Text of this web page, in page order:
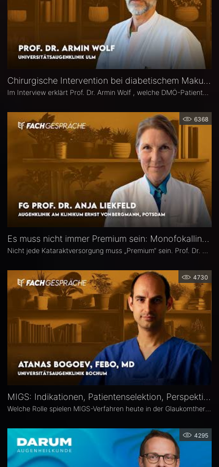
Chirurgische Intervention bei diabetischem Makulaödem – Prof. Dr. Armin Wolf
6368
Es muss nicht immer Premium sein: Monofokallinsen – Prof. Dr. Anja Liekfeld
4730
MIGS: Indikationen, Patientenselektion, Perspektiven – Atanas Bogoev, FEBO, MD
4295